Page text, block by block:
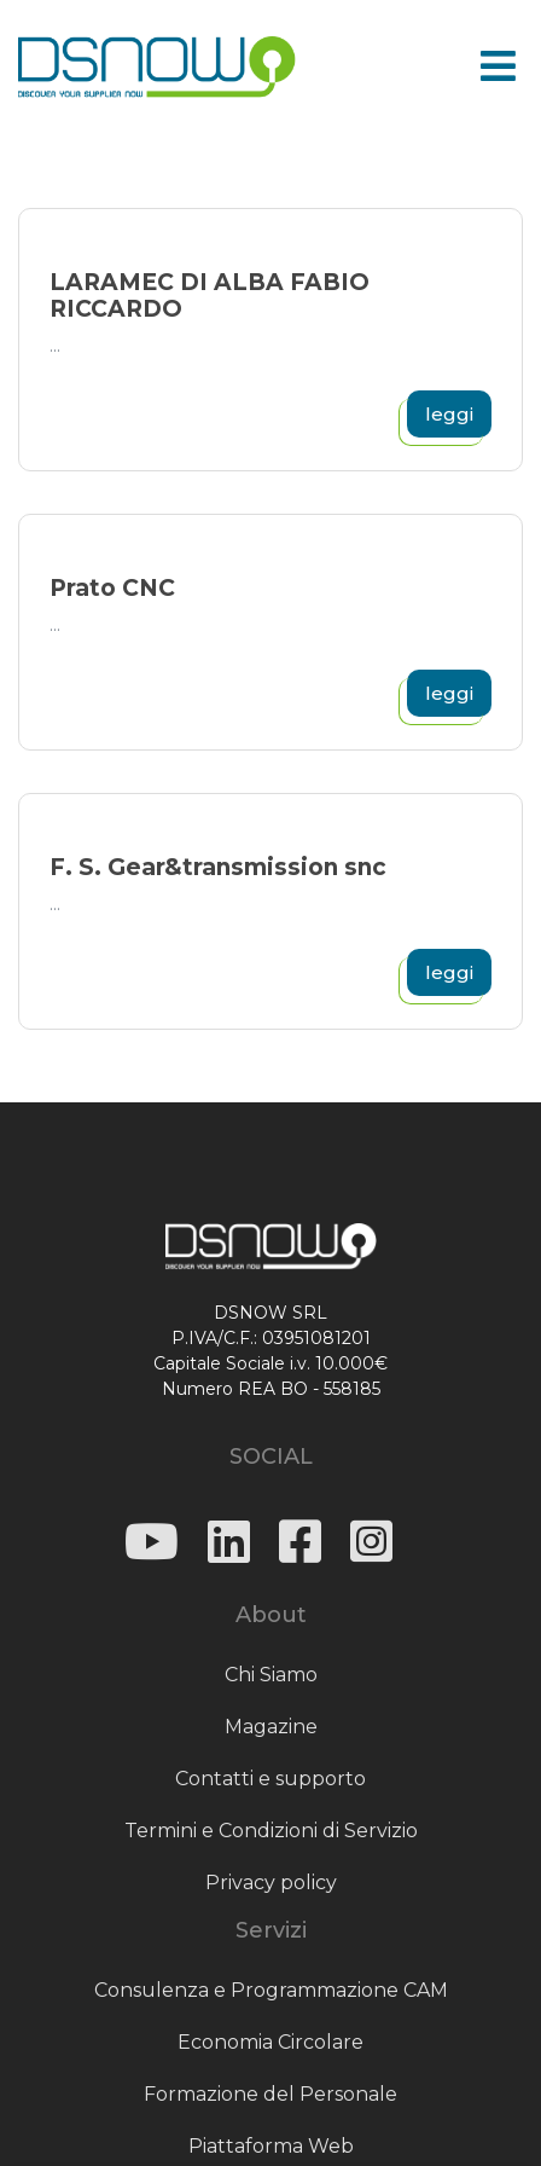
to
content
LARAMEC DI ALBA FABIO
RICCARDO
...
leggi
Prato CNC
...
leggi
F. S. Gear&transmission snc
...
leggi
DSNOW SRL
P.IVA/C.F.: 03951081201
Capitale Sociale i.v. 10.000€
Numero REA BO - 558185
SOCIAL
About
Chi Siamo
Magazine
Contatti e supporto
Termini e Condizioni di Servizio
Privacy policy
Servizi
Consulenza e Programmazione CAM
Economia Circolare
Formazione del Personale
Piattaforma Web